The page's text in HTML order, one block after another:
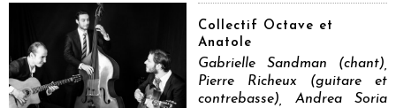
Collectif Octave et
Anatole
Gabrielle Sandman (chant),
Pierre Richeux (guitare et
contrebasse), Andrea Soria